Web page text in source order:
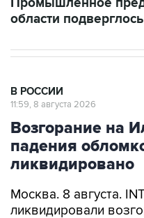
Возгорание на
падения
ликвидировано
Москва. 8 августа.
возникшее утром в
обломков БПЛА,